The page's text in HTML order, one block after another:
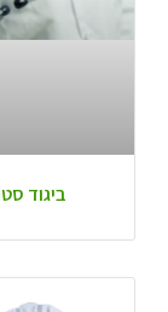
ביגוד